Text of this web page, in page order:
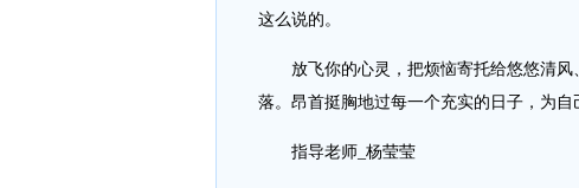
这么说的。
放飞你的心灵，把烦恼寄托给悠悠清风
落。昂首挺胸地过每一个充实的日子，为自
指导老师_杨莹莹